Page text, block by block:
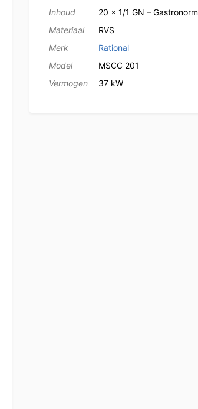
Inhoud
20 x 1/1 GN – Gastronorm
Materiaal
RVS
Merk
Rational
Model
MSCC 201
Vermogen
37 kW